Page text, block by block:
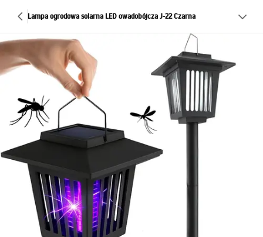
Lampa ogrodowa solarna LED owadobójcza J-22 Czarna